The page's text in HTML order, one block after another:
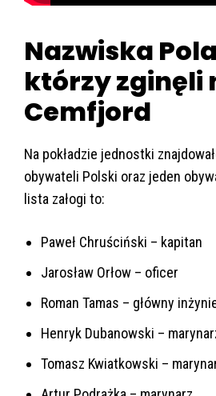
Nazwiska
którzy zginęli
Cemfjord
Na pokładzie jednostki
obywateli Polski oraz jeden
lista załogi to:
Paweł Chruściński – kapitan
Jarosław Orłow – oficer
Roman Tamas – główny
Henryk Dubanowski –
Tomasz Kwiatkowski –